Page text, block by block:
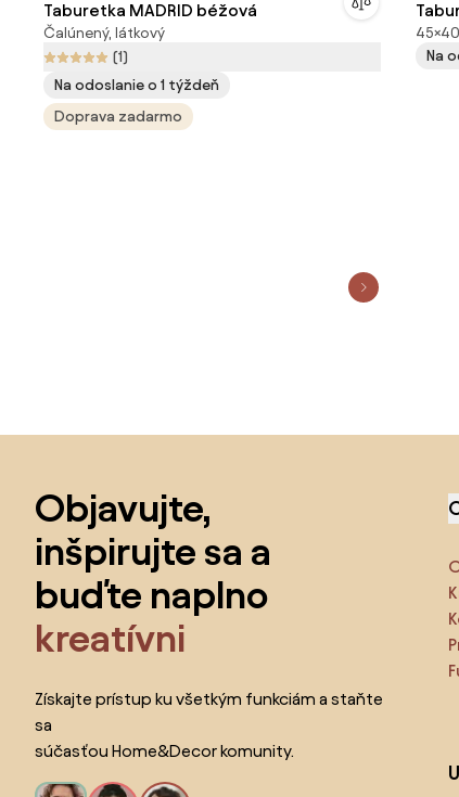
Taburetka MADRID béžová
Čalúnený, látkový
(1)
Na odoslanie o 1 týždeň
Doprava zadarmo
Na
Objavujte,
inšpirujte sa a
buďte naplno
kreatívni
Získajte prístup ku všetkým funkciám a staňte
sa
súčasťou Home&Decor komunity.